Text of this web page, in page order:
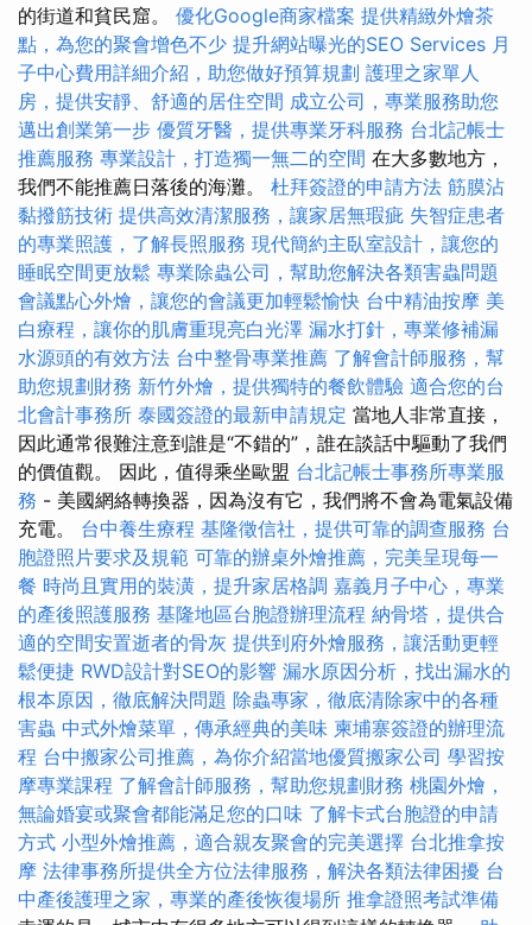
的街道和貧民窟。 優化Google商家檔案 提供精緻外燴茶
點，為您的聚會增色不少 提升網站曝光的SEO Services 月
子中心費用詳細介紹，助您做好預算規劃 護理之家單人
房，提供安靜、舒適的居住空間 成立公司，專業服務助您
邁出創業第一步 優質牙醫，提供專業牙科服務 台北記帳士
推薦服務 專業設計，打造獨一無二的空間 在大多數地方，
我們不能推薦日落後的海灘。 杜拜簽證的申請方法 筋膜沾
黏撥筋技術 提供高效清潔服務，讓家居無瑕疵 失智症患者
的專業照護，了解長照服務 現代簡約主臥室設計，讓您的
睡眠空間更放鬆 專業除蟲公司，幫助您解決各類害蟲問題
會議點心外燴，讓您的會議更加輕鬆愉快 台中精油按摩 美
白療程，讓你的肌膚重現亮白光澤 漏水打針，專業修補漏
水源頭的有效方法 台中整骨專業推薦 了解會計師服務，幫
助您規劃財務 新竹外燴，提供獨特的餐飲體驗 適合您的台
北會計事務所 泰國簽證的最新申請規定 當地人非常直接，
因此通常很難注意到誰是“不錯的”，誰在談話中驅動了我們
的價值觀。 因此，值得乘坐歐盟 台北記帳士事務所專業服
務 - 美國網絡轉換器，因為沒有它，我們將不會為電氣設備
充電。 台中養生療程 基隆徵信社，提供可靠的調查服務 台
胞證照片要求及規範 可靠的辦桌外燴推薦，完美呈現每一
餐 時尚且實用的裝潢，提升家居格調 嘉義月子中心，專業
的產後照護服務 基隆地區台胞證辦理流程 納骨塔，提供合
適的空間安置逝者的骨灰 提供到府外燴服務，讓活動更輕
鬆便捷 RWD設計對SEO的影響 漏水原因分析，找出漏水的
根本原因，徹底解決問題 除蟲專家，徹底清除家中的各種
害蟲 中式外燴菜單，傳承經典的美味 柬埔寨簽證的辦理流
程 台中搬家公司推薦，為你介紹當地優質搬家公司 學習按
摩專業課程 了解會計師服務，幫助您規劃財務 桃園外燴，
無論婚宴或聚會都能滿足您的口味 了解卡式台胞證的申請
方式 小型外燴推薦，適合親友聚會的完美選擇 台北推拿按
摩 法律事務所提供全方位法律服務，解決各類法律困擾 台
中產後護理之家，專業的產後恢復場所 推拿證照考試準備